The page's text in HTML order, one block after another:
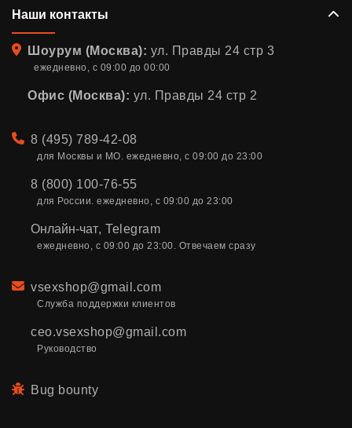
Наши контакты
Адрес
Шоурум (Москва): ул. Правды 24 стр 3
ежедневно, с 09:00 до 00:00
Офис (Москва): ул. Правды 24 стр 2
Телефон
8 (495) 789-42-08
для Москвы и МО. ежедневно, с 09:00 до 23:00
8 (800) 100-76-55
для России. ежедневно, с 09:00 до 23:00
Онлайн-чат, Telegram
ежедневно, с 09:00 до 23:00. Отвечаем сразу
Email
vsexshop@gmail.com
Служба поддержки клиентов
ceo.vsexshop@gmail.com
Руководство
Bug bounty